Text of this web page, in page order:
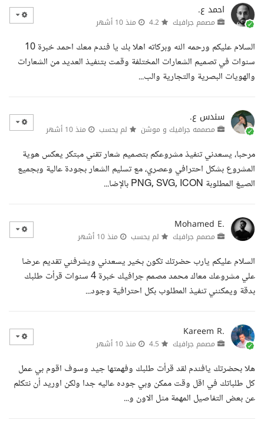
احمد ع.
مصمم جرافيك منذ 10 أشهر
السلام عليكم ورحمه الله وبركاته اهلا بك يا فندم معك احمد خبرة 10
سنوات في تصميم الشعارات المختلفة وقمت بتنفيذ العديد من الشعارات
والهويات البصرية والتجارية والب...
سندس ع.
مصممه جرافيك و موشن لم يحسب منذ 10 أشهر
مرحبا، يسعدني تنفيذ مشروعكم بتصميم شعار تقني مبتكر يعكس هوية
المشروع بشكل احترافي وعصري، مع تسليم الشعار بجودة عالية وبجميع
الصيغ المطلوبة PNG, SVG, ICON بالإضا...
Mohamed E.
مصمم جرافيك لم يحسب منذ 10 أشهر
السلام عليكم يارب حضرتك تكون بخير يسعدني ويشرفني تقديم عرضا
علي مشروعك معاك محمد مصمم جرافيك خبرة 4 سنوات قرأت طلبك
بدقة ويمكنني تنفيذ المطلوب بكل احترافية وجود...
Kareem R.
مصمم جرافيك منذ 10 أشهر
هلا بحضرتك يافندم لقد قرأت طلبك وفهمتها جيد وسوف اقوم بي عمل
كل طلباتك في اقل وقت ممكن وبي جوده عاليه جدا ولكن اوريد أن نتكلم
عن بعض التفاصيل المهمة مثل الاون و...